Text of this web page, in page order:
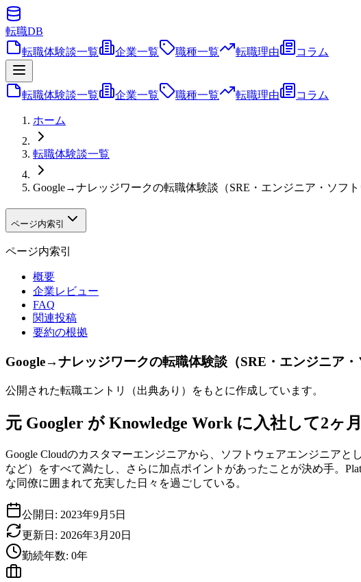
転職DB
転職体験談一覧
企業一覧 職種一覧 転職理由 コラム
転職体験談一覧 企業一覧 職種一覧 転職理由 コラム
ホーム
転職体験談一覧
Google→ナレッジワークの転職体験談（SRE・エンジニア・ソフ
ページ内索引
ページ内索引
概要
企業レビュー
FAQ
関連投稿
要約の根拠
Google→ナレッジワークの転職体験談（SRE・エンジニア
公開された転職エントリ（出典あり）をもとに作成しています。
元 Googler が Knowledge Work に入社して2ヶ
Google Cloudのカスタマーエンジニアから、ソフトウェアエンジニア
など）をすべて満たし、さらに加点ポイントがあったことが決め手。
な同僚に囲まれて充実した日々を過ごしている。
公開日: 2023年9月5日
更新日: 2026年3月20日
勤続年数: 0年